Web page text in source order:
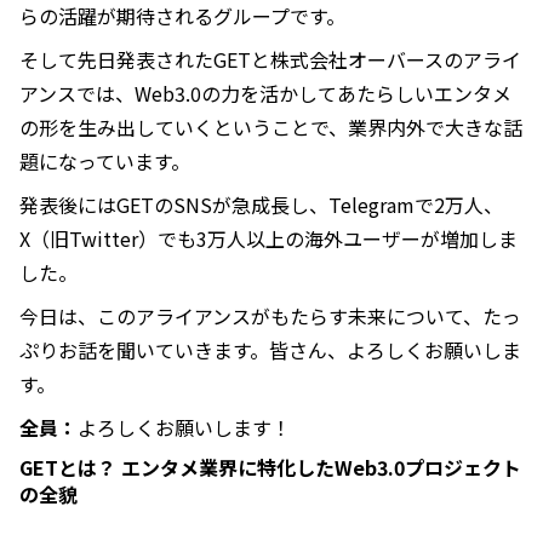
らの活躍が期待されるグループです。
そして先日発表されたGETと株式会社オーバースのアライ
アンスでは、Web3.0の力を活かしてあたらしいエンタメ
の形を生み出していくということで、業界内外で大きな話
題になっています。
発表後にはGETのSNSが急成長し、Telegramで2万人、
X（旧Twitter）でも3万人以上の海外ユーザーが増加しま
した。
今日は、このアライアンスがもたらす未来について、たっ
ぷりお話を聞いていきます。皆さん、よろしくお願いしま
す。
全員： よろしくお願いします！
GETとは？ エンタメ業界に特化したWeb3.0プロジェクト
の全貌